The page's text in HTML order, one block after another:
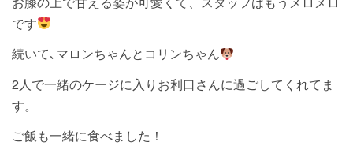
です
続いて､マロンちゃんとコリンちゃん
2人で一緒のケージに入りお利口さんに過ごしてくれてま
す。
ご飯も一緒に食べました！